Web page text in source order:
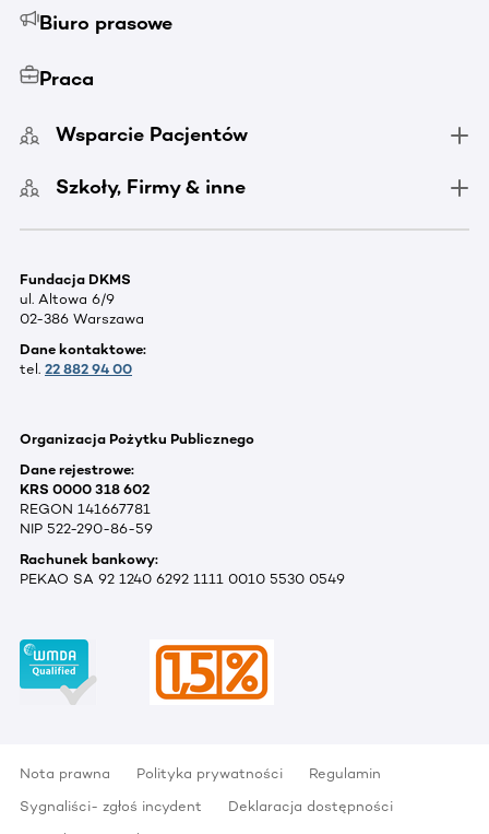
Biuro prasowe
Praca
Wsparcie Pacjentów
Szkoły, Firmy & inne
Fundacja DKMS
ul. Altowa 6/9
02-386 Warszawa
Dane kontaktowe:
tel. 22 882 94 00
Organizacja Pożytku Publicznego
Dane rejestrowe:
KRS 0000 318 602
REGON 141667781
NIP 522-290-86-59
Rachunek bankowy:
PEKAO SA 92 1240 6292 1111 0010 5530 0549
Nota prawna Polityka prywatności
Regulamin
Sygnaliści- zgłoś incydent
Deklaracja dostępności